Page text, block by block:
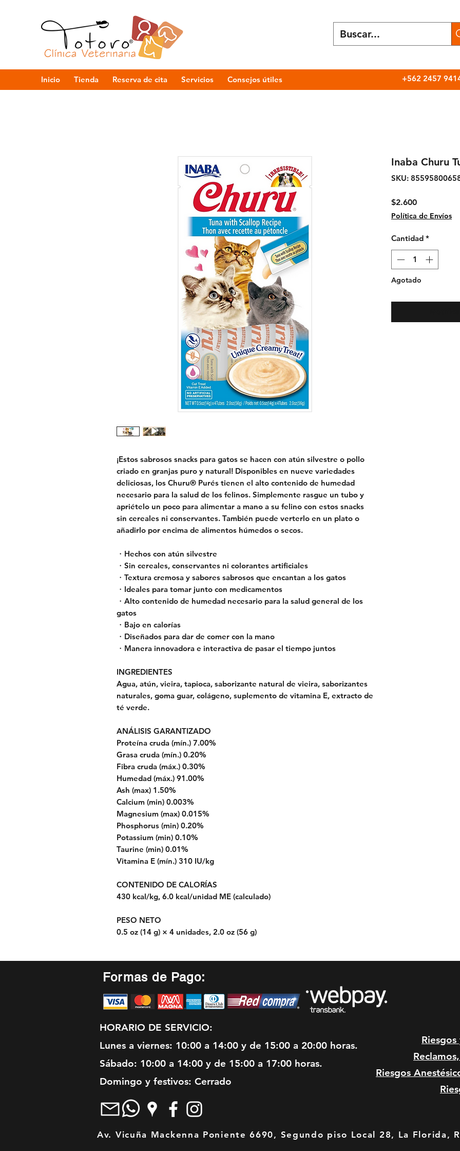
Inicio Tienda Reserva de cita Servicios Consejos útiles +562 2457
¡Estos sabrosos snacks para gatos se hacen con atún silvestre o pollo
criado en granjas puro y natural! Disponibles en nueve variedades
deliciosas, los Churu® Purés tienen el alto contenido de humedad
necesario para la salud de los felinos. Simplemente rasgue un tubo y
apriételo un poco para alimentar a mano a su felino con estos snacks
sin cereales ni conservantes. También puede verterlo en un plato o
añadirlo por encima de alimentos húmedos o secos.
・Hechos con atún silvestre
・Sin cereales, conservantes ni colorantes artificiales
・Textura cremosa y sabores sabrosos que encantan a los gatos
・Ideales para tomar junto con medicamentos
・Alto contenido de humedad necesario para la salud general de los
gatos
・Bajo en calorías
・Diseñados para dar de comer con la mano
・Manera innovadora e interactiva de pasar el tiempo juntos
INGREDIENTES
Agua, atún, vieira, tapioca, saborizante natural de vieira, saborizantes
naturales, goma guar, colágeno, suplemento de vitamina E, extracto de
té verde.
ANÁLISIS GARANTIZADO
Proteína cruda (mín.) 7.00%
Grasa cruda (mín.) 0.20%
Fibra cruda (máx.) 0.30%
Humedad (máx.) 91.00%
Ash (max) 1.50%
Calcium (min) 0.003%
Magnesium (max) 0.015%
Phosphorus (min) 0.20%
Potassium (min) 0.10%
Taurine (min) 0.01%
Vitamina E (mín.) 310 IU/kg
CONTENIDO DE CALORÍAS
430 kcal/kg, 6.0 kcal/unidad ME (calculado)
PESO NETO
0.5 oz (14 g) × 4 unidades, 2.0 oz (56 g)
Inaba Churu
SKU:
$2.600Precio
Política de Envíos
Cantidad *
Agotado
Formas de Pago:
HORARIO DE SERVICIO:
Lunes a viernes: 10:00 a 14:00 y de 15:00 a 20:00 horas.
Sábado: 10:00 a 14:00 y de 15:00 a 17:00 horas.
Domingo y festivos: Cerrado
Riesgos
Av. Vicuña Mackenna Poniente 6690, Segundo piso Local 28, La Florida,